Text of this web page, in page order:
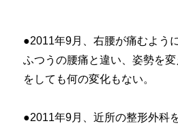
●2011年9月、右腰が痛むよう
ふつうの腰痛と違い、姿勢を
をしても何の変化もない。
●2011年9月、近所の整形外科